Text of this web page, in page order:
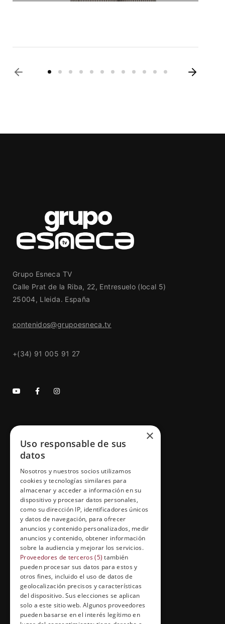
Grupo Esneca TV
Calle Prat de la Riba, 22, Entresuelo (local 5)
25004, Lleida. España
contenidos@grupoesneca.tv
+(34) 91 005 91 27
GRUPO ESNECA TV
Inicio
Información Legal
Política de Cookies
FORMACIÓN Y ENTRETENIMIENTO
Formación abierta
Cuídate con Grupo Esneca
Entrevistas profesionales
×
Uso responsable de sus
datos
Nosotros y nuestros socios utilizamos
cookies y tecnologías similares para
almacenar y acceder a información en su
dispositivo y procesar datos personales,
como su dirección IP, identificadores únicos
y datos de navegación, para ofrecer
anuncios y contenido personalizados, medir
anuncios y contenido, obtener información
sobre la audiencia y mejorar los servicios.
Proveedores de terceros (5) también
pueden procesar sus datos para estos y
otros fines, incluido el uso de datos de
geolocalización precisos y características
del dispositivo. Sus elecciones se aplican
solo a este sitio web. Algunos proveedores
pueden basarse en el interés legítimo en